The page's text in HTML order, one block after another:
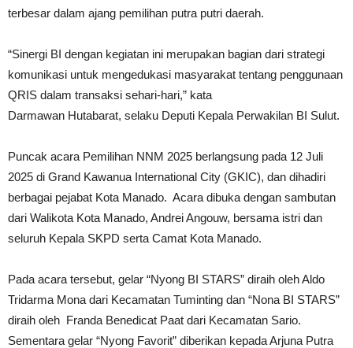
terbesar dalam ajang pemilihan putra putri daerah.
“Sinergi BI dengan kegiatan ini merupakan bagian dari strategi
komunikasi untuk mengedukasi masyarakat tentang penggunaan
QRIS dalam transaksi sehari-hari,” kata
Darmawan Hutabarat, selaku Deputi Kepala Perwakilan BI Sulut.
Puncak acara Pemilihan NNM 2025 berlangsung pada 12 Juli
2025 di Grand Kawanua International City (GKIC), dan dihadiri
berbagai pejabat Kota Manado. Acara dibuka dengan sambutan
dari Walikota Kota Manado, Andrei Angouw, bersama istri dan
seluruh Kepala SKPD serta Camat Kota Manado.
Pada acara tersebut, gelar “Nyong BI STARS” diraih oleh Aldo
Tridarma Mona dari Kecamatan Tuminting dan “Nona BI STARS”
diraih oleh Franda Benedicat Paat dari Kecamatan Sario.
Sementara gelar “Nyong Favorit” diberikan kepada Arjuna Putra